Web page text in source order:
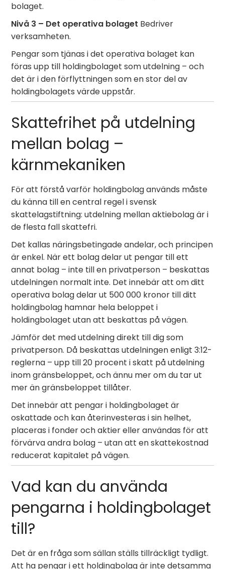
bolaget.
Nivå 3 – Det operativa bolaget Bedriver
verksamheten.
Pengar som tjänas i det operativa bolaget kan
föras upp till holdingbolaget som utdelning – och
det är i den förflyttningen som en stor del av
holdingbolagets värde uppstår.
Skattefrihet på utdelning
mellan bolag –
kärnmekaniken
För att förstå varför holdingbolag används måste
du känna till en central regel i svensk
skattelagstiftning: utdelning mellan aktiebolag är i
de flesta fall skattefri.
Det kallas näringsbetingade andelar, och principen
är enkel. När ett bolag delar ut pengar till ett
annat bolag – inte till en privatperson – beskattas
utdelningen normalt inte. Det innebär att om ditt
operativa bolag delar ut 500 000 kronor till ditt
holdingbolag hamnar hela beloppet i
holdingbolaget utan att beskattas på vägen.
Jämför det med utdelning direkt till dig som
privatperson. Då beskattas utdelningen enligt 3:12-
reglerna – upp till 20 procent i skatt på utdelning
inom gränsbeloppet, och ännu mer om du tar ut
mer än gränsbeloppet tillåter.
Det innebär att pengar i holdingbolaget är
oskattade och kan återinvesteras i sin helhet,
placeras i fonder och aktier eller användas för att
förvärva andra bolag – utan att en skattekostnad
reducerat kapitalet på vägen.
Vad kan du använda
pengarna i holdingbolaget
till?
Det är en fråga som sällan ställs tillräckligt tydligt.
Att ha pengar i ett holdingbolag är inte detsamma